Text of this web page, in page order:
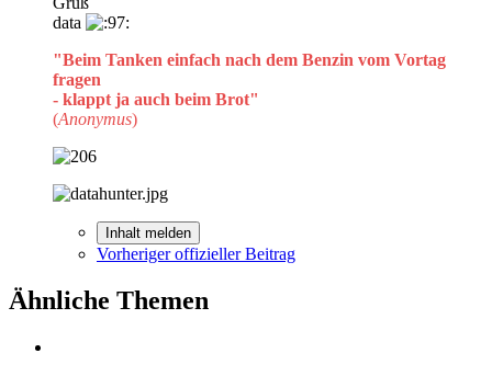
data
"Beim Tanken einfach nach dem Benzin vom Vortag
fragen
- klappt ja auch beim Brot"
(Anonymus)
Inhalt melden
Vorheriger offizieller Beitrag
Ähnliche Themen